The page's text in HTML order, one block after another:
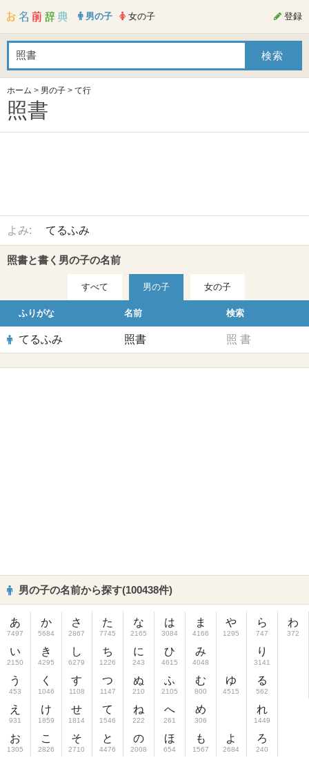
男の子 女の子 登録
ホーム > 男の子 > て行
照書
よみ: てるふみ
照書と書く男の子の名前
すべて 男の子 女の子
ふりがな 名前 検索
てるふみ 照書 照 書
男の子の名前から探す(100438件)
あ
7497
い
2150
う
453
え
931
お
1305
か
5684
き
4295
く
1046
け
1859
こ
2826
さ
2867
し
6279
す
1108
せ
1814
そ
2710
た
7745
ち
1226
つ
1147
て
1546
と
4476
な
2165
に
243
ぬ
210
ね
222
の
2008
は
3084
ひ
4615
ふ
2105
へ
261
ほ
654
ま
4166
み
4048
む
800
め
306
も
1567
や
1295
ゆ
4515
よ
2684
ら
747
り
3141
る
562
れ
1449
ろ
240
わ
372